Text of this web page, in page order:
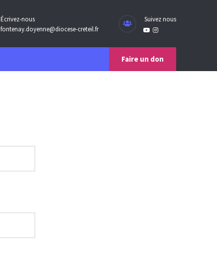
Écrivez-nous
fontenay.doyenne@diocese-creteil.fr
Suivez nous
Faire un don